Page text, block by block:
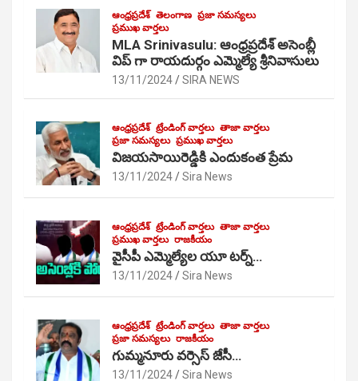
ఆంధ్రప్రదేశ్ తెలంగాణ ప్రజా సమస్యలు
ప్రముఖ వార్తలు
MLA Srinivasulu: ఆంధ్రప్రదేశ్ అసెంబ్లీ
విప్ గా రాయదుర్గం ఎమ్మెల్యే శ్రీనివాసులు
13/11/2024 SIRA NEWS
ఆంధ్రప్రదేశ్ ట్రేండింగ్ వార్తలు తాజా వార్తలు
ప్రజా సమస్యలు ప్రముఖ వార్తలు
విజయసాయిరెడ్డికి ఎందుకంత ప్రేమ
13/11/2024 Sira News
ఆంధ్రప్రదేశ్ ట్రేండింగ్ వార్తలు తాజా వార్తలు
ప్రముఖ వార్తలు రాజకీయం
వైసీపీ ఎమ్మెల్యేల యూ టర్న్…
13/11/2024 Sira News
ఆంధ్రప్రదేశ్ ట్రేండింగ్ వార్తలు తాజా వార్తలు
ప్రజా సమస్యలు రాజకీయం
గుమ్మనూరు వర్సెస్ జేసీ…
13/11/2024 Sira News